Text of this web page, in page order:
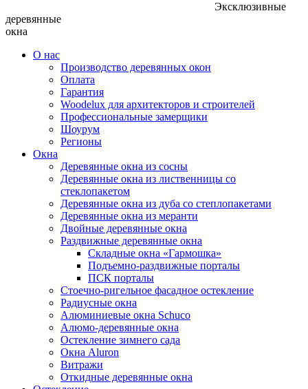
Эксклюзивные
деревянные
окна
О нас
Производство деревянных окон
Оплата
Гарантия
Woodelux для архитекторов и строителей
Профессиональные замерщики
Шоурум
Регионы
Окна
Деревянные окна из сосны
Деревянные окна из лиственницы со
стеклопакетом
Деревянные окна из дуба со степлопакетами
Деревянные окна из меранти
Двойные деревянные окна
Раздвижные деревянные окна
Складные окна «Гармошка»
Подъемно-раздвижные порталы
ПСК порталы
Стоечно-ригельное фасадное остекление
Радиусные окна
Алюминиевые окна Schuco
Алюмо-деревянные окна
Остекление зимнего сада
Окна Aluron
Витражи
Откидные деревянные окна